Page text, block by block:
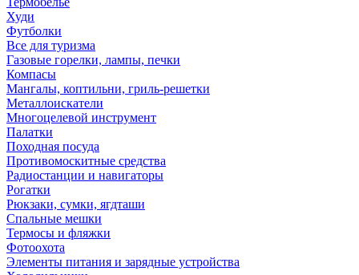
Худи
Футболки
Все для туризма
Газовые горелки, лампы, печки
Компасы
Мангалы, коптильни, гриль-решетки
Металлоискатели
Многоцелевой инструмент
Палатки
Походная посуда
Противомоскитные средства
Радиостанции и навигаторы
Рогатки
Рюкзаки, сумки, ягдташи
Спальные мешки
Термосы и фляжки
Фотоохота
Элементы питания и зарядные устройства